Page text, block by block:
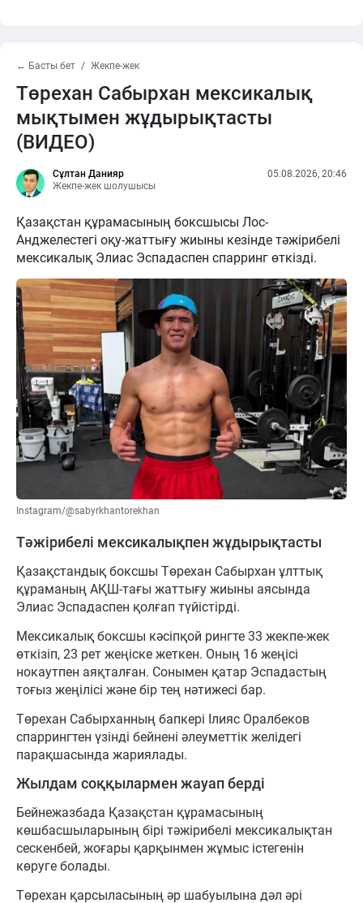
← Басты бет Жекпе-жек
Төрехан Сабырхан мексикалық
мықтымен жұдырықтасты
(ВИДЕО)
Сұлтан Данияр
Жекпе-жек шолушысы
05.08.2026, 20:46
Қазақстан құрамасының боксшысы Лос-
Анджелестегі оқу-жаттығу жиыны кезінде тәжірибелі
мексикалық Элиас Эспадаспен спарринг өткізді.
Instagram/@sabyrkhantorekhan
Тәжірибелі мексикалықпен жұдырықтасты
Қазақстандық боксшы Төрехан Сабырхан ұлттық
құраманың АҚШ-тағы жаттығу жиыны аясында
Элиас Эспадаспен қолғап түйістірді.
Мексикалық боксшы кәсіпқой рингте 33 жекпе-жек
өткізіп, 23 рет жеңіске жеткен. Оның 16 жеңісі
нокаутпен аяқталған. Сонымен қатар Эспадастың
тоғыз жеңілісі және бір тең нәтижесі бар.
Төрехан Сабырханның бапкері Ілияс Оралбеков
спаррингтен үзінді бейнені әлеуметтік желідегі
парақшасында жариялады.
Жылдам соққылармен жауап берді
Бейнежазбада Қазақстан құрамасының
көшбасшыларының бірі тәжірибелі мексикалықтан
сескенбей, жоғары қарқынмен жұмыс істегенін
көруге болады.
Төрехан қарсыласының әр шабуылына дәл әрі